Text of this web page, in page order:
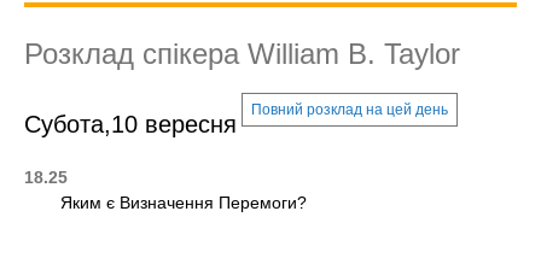
Розклад спікера William B. Taylor
Субота,10 вересня
Повний розклад на цей день
18.25
Яким є Визначення Перемоги?